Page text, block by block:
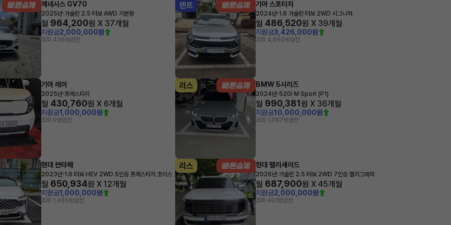
제네시스 GV70
2025년·가솔린 2.5 터보 AWD 기본형
월 964,200원 X 37개월
지원금2,000,000원
조회 436방금전
렌트 기아 스포티지
2024년·1.6 가솔린 터보 2WD 시그니처
월 486,520원 X 39개월
지원금3,426,000원
조회 4,650방금전
기아 레이
2025년·프레스티지
월 430,760원 X 6개월
지원금1,000,000원
조회 0방금전
리스 BMW 5시리즈
2024년·520i M Sport (P1)
월 990,381원 X 36개월
지원금10,000,000원
조회 1,087방금전
현대 싼타페
2023년·1.6 터보 HEV 2WD 5인승 프레스티지 초이스
월 650,934원 X 12개월
지원금1,000,000원
조회 1,465방금전
리스 현대 팰리세이드
2026년·가솔린 2.5 터보 2WD 7인승 캘리그래피
월 687,900원 X 45개월
지원금2,000,000원
조회 401 방금전